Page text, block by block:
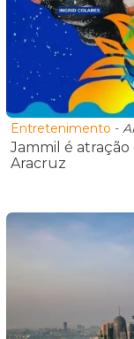
Entretenimento -
Jammil é atração
Aracruz